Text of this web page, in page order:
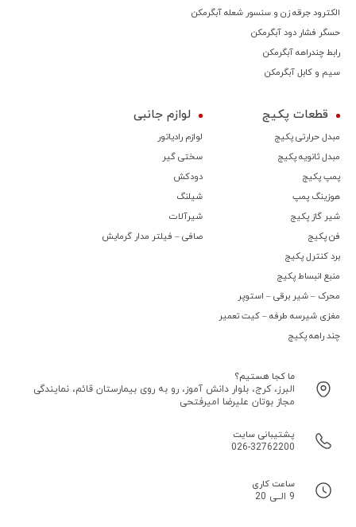
الکترود جرقه زن و سنسور شعله آبگرمکن
حسگر فشار دود آبگرمکن
رابط چندراهه آبگرمکن
سیم و کابل آبگرمکن
قطعات پکیج
مبدل حرارتی پکیج
مبدل ثانویه پکیج
پمپ پکیج
هوزینگ پمپ
شیر گاز پکیج
فن پکیج
برد کنترل پکیج
منبع انبساط پکیج
محرک – شیر برقی – استوپر
مغزی شیرسه طرفه – کیت تعمیر
چند راهه پکیج
لوازم جانبی
لوازم رادیاتور
سختی گیر
دودکش
شیلنگ
شیرآلات
صافی – فیلتر مدار گرمایش
ما کجا هستیم؟
البرز، کرج، بلوار دانش آموز، رو به روی بیمارستان قائم، نمایندگی
مجاز بوتان علیرضا امیرفتحی
پشتیبانی سایت
026-32762200
ساعت کاری
9 الــی 20